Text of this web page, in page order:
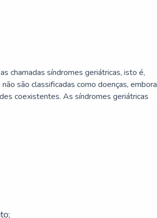
chamadas síndromes geriátricas, isto é,
são classificadas como doenças, embora
coexistentes. As síndromes geriátricas